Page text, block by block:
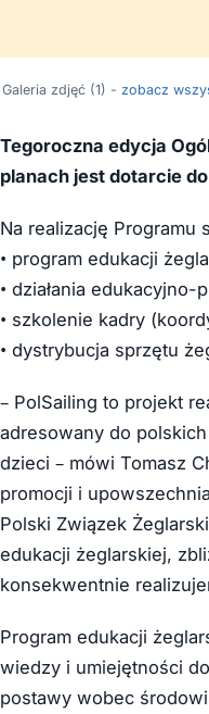
Galeria zdjęć (1) - zobacz
Tegoroczna edycja
planach jest dotarcie
Na realizację Programu
• program edukacji
• działania edukacyjno-
• szkolenie kadry
• dystrybucja sprzętu
– PolSailing to projekt
adresowany do
dzieci – mówi Tomasz
promocji i
Polski Związek
edukacji żeglarskiej,
konsekwentnie
Program edukacji
wiedzy i umiejętności
postawy wobec